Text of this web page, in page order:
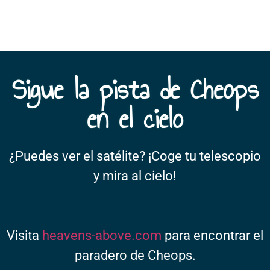
Sigue la pista de Cheops
en el cielo
¿Puedes ver el satélite? ¡Coge tu telescopio
y mira al cielo!
Visita heavens-above.com para encontrar el
paradero de Cheops.